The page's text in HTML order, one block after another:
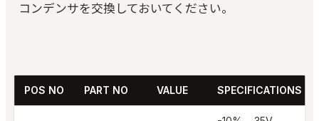
コンデンサを交換しておいてください。
POS NO PART NO VALUE SPECIFICATIONS